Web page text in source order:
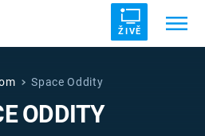
ŽIVĚ
DRUHÁ SVĚTOVÁ VÁLKA
Space Oddity
ODDITY